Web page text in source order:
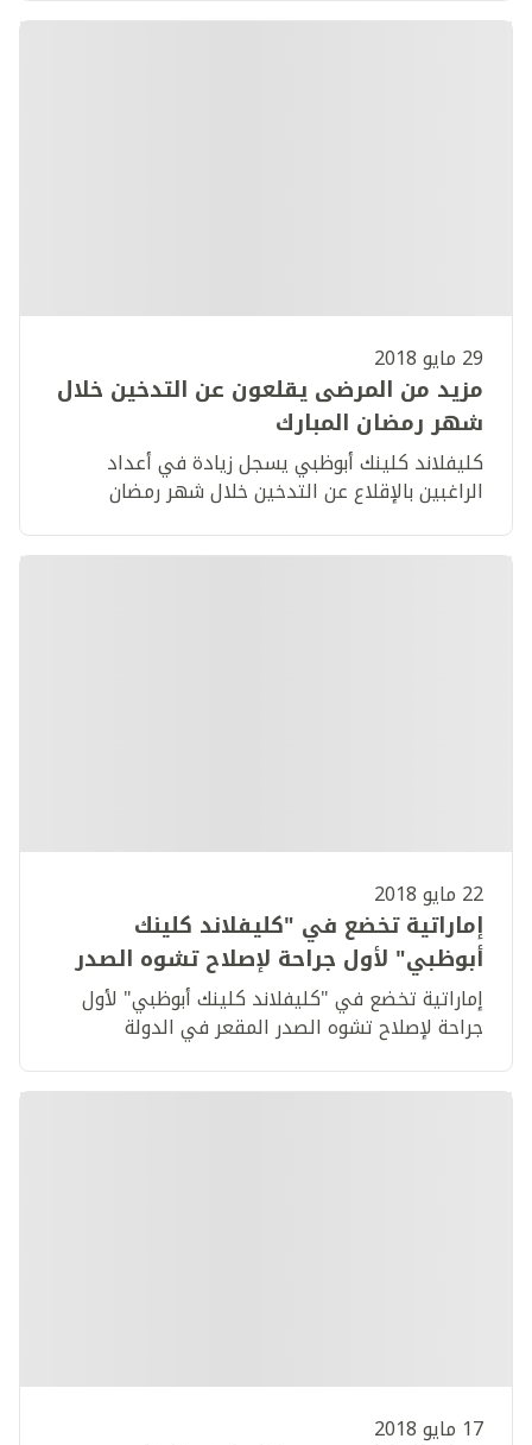
29 مايو 2018
مزيد من المرضى يقلعون عن التدخين خلال
شهر رمضان المبارك
كليفلاند كلينك أبوظبي يسجل زيادة في أعداد
الراغبين بالإقلاع عن التدخين خلال شهر رمضان
22 مايو 2018
إماراتية تخضع في "كليفلاند كلينك
أبوظبي" لأول جراحة لإصلاح تشوه الصدر
المقعر في الدولة
إماراتية تخضع في "كليفلاند كلينك أبوظبي" لأول
جراحة لإصلاح تشوه الصدر المقعر في الدولة
17 مايو 2018